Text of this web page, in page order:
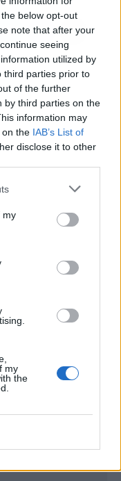
below opt-out
note that after your
seeing
utilized by
third parties prior to
of the further
by third parties on the
information may
on the IAB’s List of
disclose it to other
my
my
the